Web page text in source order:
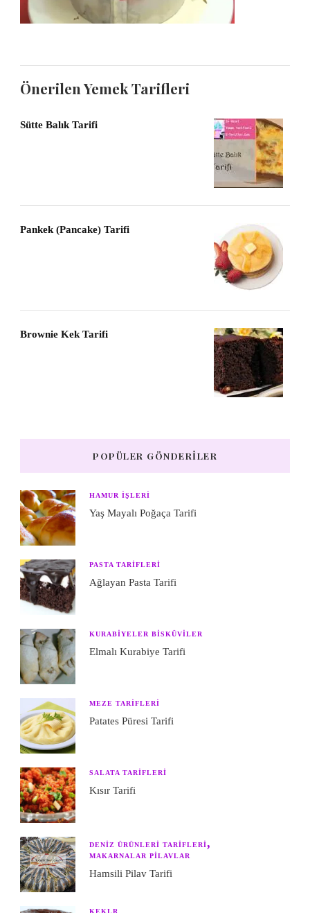
Önerilen Yemek Tarifleri
Sütte Balık Tarifi
Pankek (Pancake) Tarifi
Brownie Kek Tarifi
POPÜLER GÖNDERILER
HAMUR IŞLERI
Yaş Mayalı Poğaça Tarifi
PASTA TARIFLERI
Ağlayan Pasta Tarifi
KURABIYELER BISKÜVILER
Elmalı Kurabiye Tarifi
MEZE TARIFLERI
Patates Püresi Tarifi
SALATA TARIFLERI
Kısır Tarifi
DENIZ ÜRÜNLERI TARIFLERI
MAKARNALAR PILAVLAR
Hamsili Pilav Tarifi